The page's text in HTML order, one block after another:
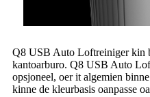
Q8 USB Auto Loftreiniger kin
kantoarburo. Q8 USB Auto
opsjoneel, oer it algemien
kinne de kleurbasis oanpasse